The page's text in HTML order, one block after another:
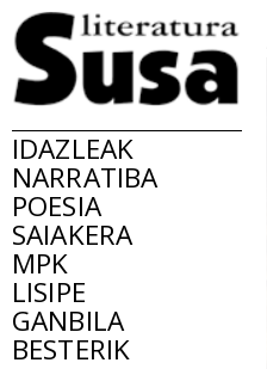
IDAZLEAK
NARRATIBA
POESIA
SAIAKERA
MPK
LISIPE
GANBILA
BESTERIK